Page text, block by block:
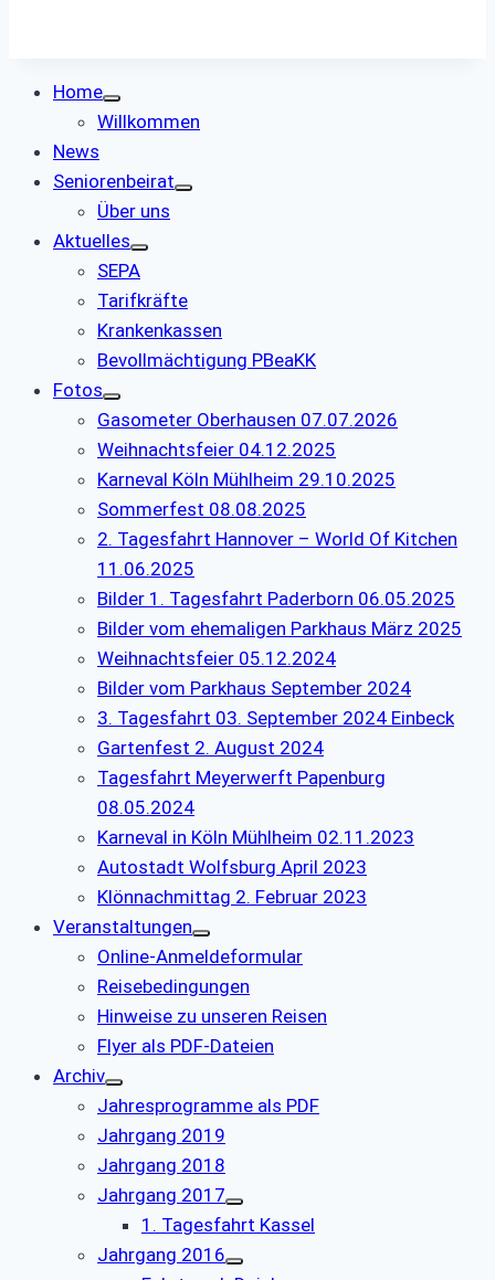
Home
Willkommen
News
Seniorenbeirat
Über uns
Aktuelles
SEPA
Tarifkräfte
Krankenkassen
Bevollmächtigung PBeaKK
Fotos
Gasometer Oberhausen 07.07.2026
Weihnachtsfeier 04.12.2025
Karneval Köln Mühlheim 29.10.2025
Sommerfest 08.08.2025
2. Tagesfahrt Hannover – World Of Kitchen
11.06.2025
Bilder 1. Tagesfahrt Paderborn 06.05.2025
Bilder vom ehemaligen Parkhaus März 2025
Weihnachtsfeier 05.12.2024
Bilder vom Parkhaus September 2024
3. Tagesfahrt 03. September 2024 Einbeck
Gartenfest 2. August 2024
Tagesfahrt Meyerwerft Papenburg
08.05.2024
Karneval in Köln Mühlheim 02.11.2023
Autostadt Wolfsburg April 2023
Klönnachmittag 2. Februar 2023
Veranstaltungen
Online-Anmeldeformular
Reisebedingungen
Hinweise zu unseren Reisen
Flyer als PDF-Dateien
Archiv
Jahresprogramme als PDF
Jahrgang 2019
Jahrgang 2018
Jahrgang 2017
1. Tagesfahrt Kassel
Jahrgang 2016